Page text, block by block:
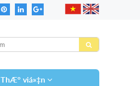
ThÆ° viá»‡n